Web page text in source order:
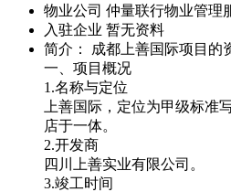
物业公司 仲量联行物业管理
入驻企业 暂无资料
简介： 成都上善国际项目的
一、项目概况
1.名称与定位
上善国际，定位为甲级标准
店于一体。
2.开发商
四川上善实业有限公司。
3.竣工时间